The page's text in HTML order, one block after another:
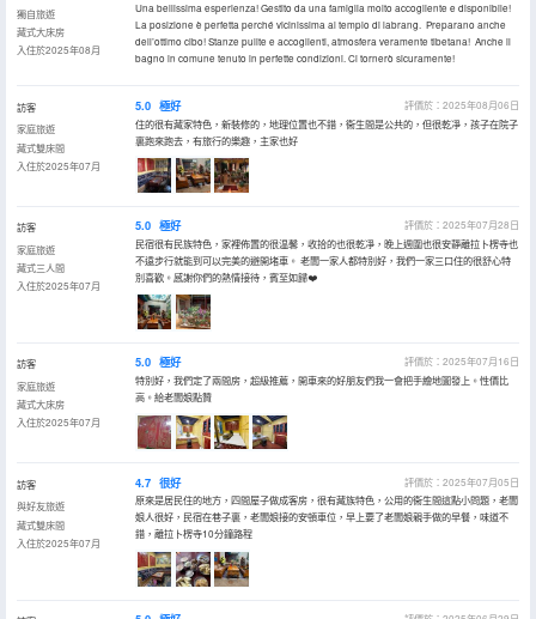
獨自旅遊
藏式大床房
入住於2025年08月
Una bellissima esperienza! Gestito da una famiglia molto accogliente e disponibile!
La posizione è perfetta perché vicinissima al tempio di labrang. Preparano anche
dell’ottimo cibo! Stanze pulite e accoglienti, atmosfera veramente tibetana! Anche il
bagno in comune tenuto in perfette condizioni. Ci tornerò sicuramente!
訪客
家庭旅遊
藏式雙床間
入住於2025年07月
5.0 極好
評價於：2025年08月06日
住的很有藏家特色，新裝修的，地理位置也不錯，衞生間是公共的，但很乾凈，孩子在院子
裏跑來跑去，有旅行的樂趣，主家也好
訪客
家庭旅遊
藏式三人間
入住於2025年07月
5.0 極好
評價於：2025年07月28日
民宿很有民族特色，家裡佈置的很温馨，收拾的也很乾凈，晚上週圍也很安靜離拉卜楞寺也
不遠步行就能到可以完美的避開堵車。 老闆一家人都特別好，我們一家三口住的很舒心特
別喜歡。感謝你們的熱情接待，賓至如歸❤️
訪客
家庭旅遊
藏式大床房
入住於2025年07月
5.0 極好
評價於：2025年07月16日
特別好，我們定了兩間房，超級推薦，開車來的好朋友們我一會把手繪地圖發上。性價比
高。給老闆娘點贊
訪客
與好友旅遊
藏式雙床間
入住於2025年07月
4.7 很好
評價於：2025年07月05日
原來是居民住的地方，四間屋子做成客房，很有藏族特色，公用的衞生間這點小問題，老闆
娘人很好，民宿在巷子裏，老闆娘接的安頓車位，早上要了老闆娘親手做的早餐，味道不
錯，離拉卜楞寺10分鐘路程